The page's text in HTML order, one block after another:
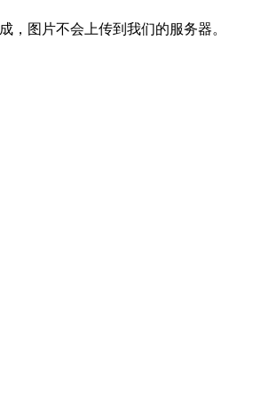
，图片不会上传到我们的服务器。